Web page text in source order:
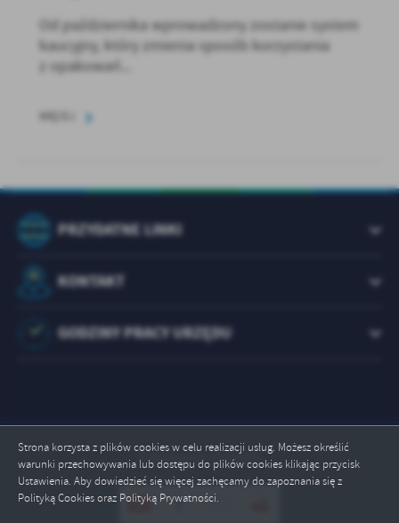
Strona korzysta z plików cookies w celu realizacji usług. Możesz określić
warunki przechowywania lub dostępu do plików cookies klikając przycisk
Ustawienia. Aby dowiedzieć się więcej zachęcamy do zapoznania się z
Polityką Cookies oraz Polityką Prywatności.
Od października wprowadzony zostanie system
kaucyjny, który zmienia sposób korzystania
z opakowań...
PRZYDATNE LINKI
KONTAKT
GODZINY PRACY URZĘDU
Odwiedzin: 1073499